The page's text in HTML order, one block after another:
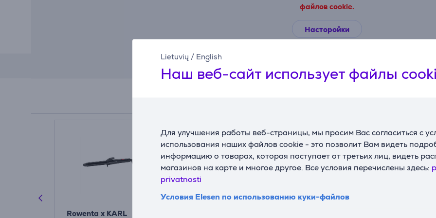
Lietuvių / English
Наш веб-сайт использует файлы
Для улучшения работы веб-страницы, мы просим Вас согласиться с
использования наших файлов cookie - это позволит Вам видеть
информацию о товарах, которая поступает от третьих лиц, видеть
магазинов на карте и многое другое. Все условия перечислены здесь:
privatnosti
Условия Elesen по использованию куки-файлов
файлов cookie.
Насторойки
Описание
Rowenta x KARL